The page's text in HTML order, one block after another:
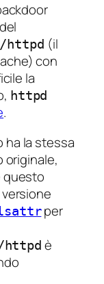
httpd (il
con
la
httpd
.
ha la stessa
originale,
questo
per
è